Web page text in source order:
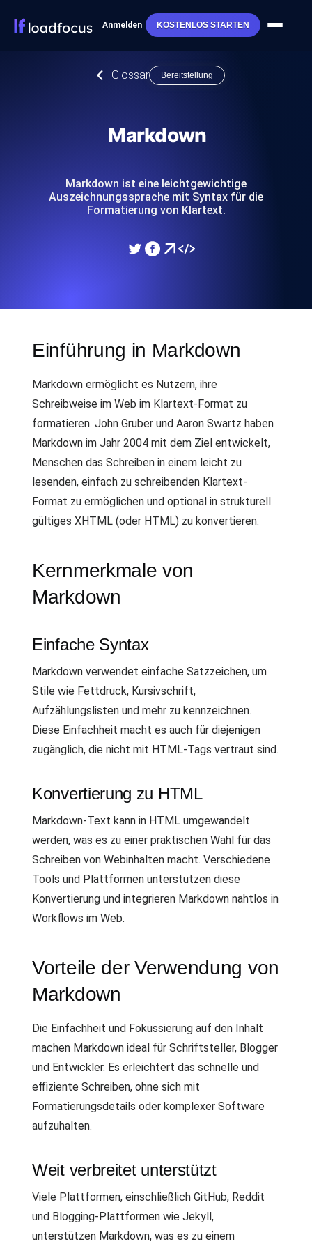
Anmelden KOSTENLOS STARTEN
Glossar Bereitstellung
Markdown
Markdown ist eine leichtgewichtige
Auszeichnungssprache mit Syntax für die
Formatierung von Klartext.
Einführung in Markdown
Markdown ermöglicht es Nutzern, ihre
Schreibweise im Web im Klartext-Format zu
formatieren. John Gruber und Aaron Swartz haben
Markdown im Jahr 2004 mit dem Ziel entwickelt,
Menschen das Schreiben in einem leicht zu
lesenden, einfach zu schreibenden Klartext-
Format zu ermöglichen und optional in strukturell
gültiges XHTML (oder HTML) zu konvertieren.
Kernmerkmale von
Markdown
Einfache Syntax
Markdown verwendet einfache Satzzeichen, um
Stile wie Fettdruck, Kursivschrift,
Aufzählungslisten und mehr zu kennzeichnen.
Diese Einfachheit macht es auch für diejenigen
zugänglich, die nicht mit HTML-Tags vertraut sind.
Konvertierung zu HTML
Markdown-Text kann in HTML umgewandelt
werden, was es zu einer praktischen Wahl für das
Schreiben von Webinhalten macht. Verschiedene
Tools und Plattformen unterstützen diese
Konvertierung und integrieren Markdown nahtlos in
Workflows im Web.
Vorteile der Verwendung von
Markdown
Die Einfachheit und Fokussierung auf den Inhalt
machen Markdown ideal für Schriftsteller, Blogger
und Entwickler. Es erleichtert das schnelle und
effiziente Schreiben, ohne sich mit
Formatierungsdetails oder komplexer Software
aufzuhalten.
Weit verbreitet unterstützt
Viele Plattformen, einschließlich GitHub, Reddit
und Blogging-Plattformen wie Jekyll,
unterstützen Markdown, was es zu einem